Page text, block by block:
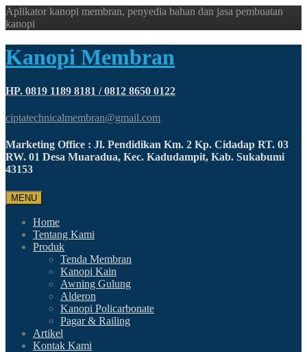
Aplikator kanopi membran, penyedia bahan dan jasa pembuatan
kanopi
Kanopi Membran
HP. 0819 1189 8181 / 0812 8650 0122
ciptatechnicalmembran@gmail.com
Marketing Office : Jl. Pendidikan Km. 2 Kp. Cidadap RT. 03
RW. 01 Desa Muaradua, Kec. Kadudampit, Kab. Sukabumi
43153
MENU
Home
Tentang Kami
Produk
Tenda Membran
Kanopi Kain
Awning Gulung
Alderon
Kanopi Policarbonate
Pagar & Railing
Artikel
Kontak Kami